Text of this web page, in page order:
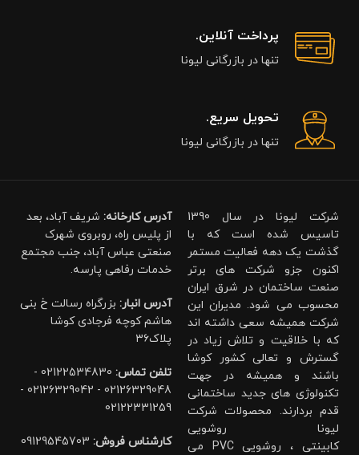
پرداخت آنلاین.
تنها در بازرگانی لیونا
تحویل سریع.
تنها در بازرگانی لیونا
شرکت لیونا در سال 1390
تاسیس شده است که با
گذشت یک دهه فعالیت مستمر
اکنون جزو شرکت های برتر
صنعت ساختمان در شرق ایران
محسوب می شود. مدیران این
شرکت همیشه سعی داشته اند
که با خلاقیت و تلاش زیاد در
گسترش و تعالی کشور کوشا
باشند و همیشه در جهت
تکنولوژی های جدید ساختمانی
قدم بردارند. محصولات شرکت
لیونا روشویی
کابینتی ، روشویی PVC می
آدرس کارخانه: شریف آباد، بعد
از پلیس راه، روبروی شهرک
صنعتی عباس آباد، جنب مجتمع
خدمات رفاهی پارسه.
آدرس انبار: بزرگراه رسالت خ بنی
هاشم کوچه فرجادی کوشا
پلاک۳۶
تلفن تماس:
02122534830 -
02126329048 - 02126329042 -
02122331259
کارشناس فروش: 09129545703